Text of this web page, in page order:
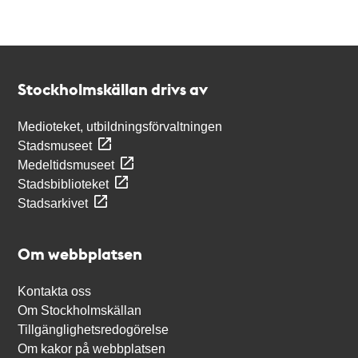
Stockholmskällan drivs av
Medioteket, utbildningsförvaltningen
Stadsmuseet
Medeltidsmuseet
Stadsbiblioteket
Stadsarkivet
Om webbplatsen
Kontakta oss
Om Stockholmskällan
Tillgänglighetsredogörelse
Om kakor på webbplatsen